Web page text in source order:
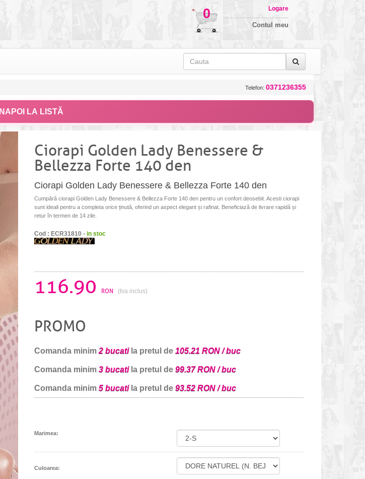
0 Logare
Contul meu
Telefon: 0371236355
ÎNAPOI LA LISTĂ
Ciorapi Golden Lady Benessere &
Bellezza Forte 140 den
Ciorapi Golden Lady Benessere & Bellezza Forte 140 den
Cumpără ciorapi Golden Lady Benessere & Bellezza Forte 140 den pentru un confort deosebit. Acesti ciorapi
sunt ideali pentru a completa orice ținută, oferind un aspect elegant și rafinat. Beneficiază de livrare rapidă și
retur în termen de 14 zile.
Cod : ECR31810 - in stoc
116.90 RON (tva inclus)
PROMO
Comanda minim 2 bucatila pretul de 105.21 RON / buc
Comanda minim 3 bucatila pretul de 99.37 RON / buc
Comanda minim 5 bucatila pretul de 93.52 RON / buc
Marimea:
Culoarea: